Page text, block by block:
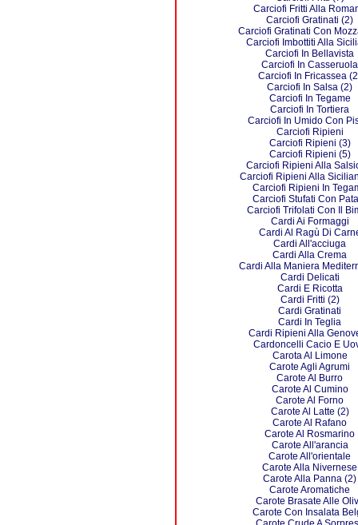
Carciofi Fritti Alla
Carciofi Gratinati (2)
Carciofi Gratinati Con
Carciofi Imbottiti Alla
Carciofi In Bellavista
Carciofi In Casseruola
Carciofi In Fricassea
Carciofi In Salsa (2)
Carciofi In Tegame
Carciofi In Tortiera
Carciofi In Umido Con
Carciofi Ripieni
Carciofi Ripieni (3)
Carciofi Ripieni (5)
Carciofi Ripieni Alla
Carciofi Ripieni Alla
Carciofi Ripieni In
Carciofi Stufati Con
Carciofi Trifolati Con Il
Cardi Ai Formaggi
Cardi Al Ragù Di
Cardi All'acciuga
Cardi Alla Crema
Cardi Alla Maniera
Cardi Delicati
Cardi E Ricotta
Cardi Fritti (2)
Cardi Gratinati
Cardi In Teglia
Cardi Ripieni Alla
Cardoncelli Cacio E
Carota Al Limone
Carote Agli Agrumi
Carote Al Burro
Carote Al Cumino
Carote Al Forno
Carote Al Latte (2)
Carote Al Rafano
Carote Al Rosmarino
Carote All'arancia
Carote All'orientale
Carote Alla Nivernese
Carote Alla Panna (2)
Carote Aromatiche
Carote Brasate Alle
Carote Con Insalata